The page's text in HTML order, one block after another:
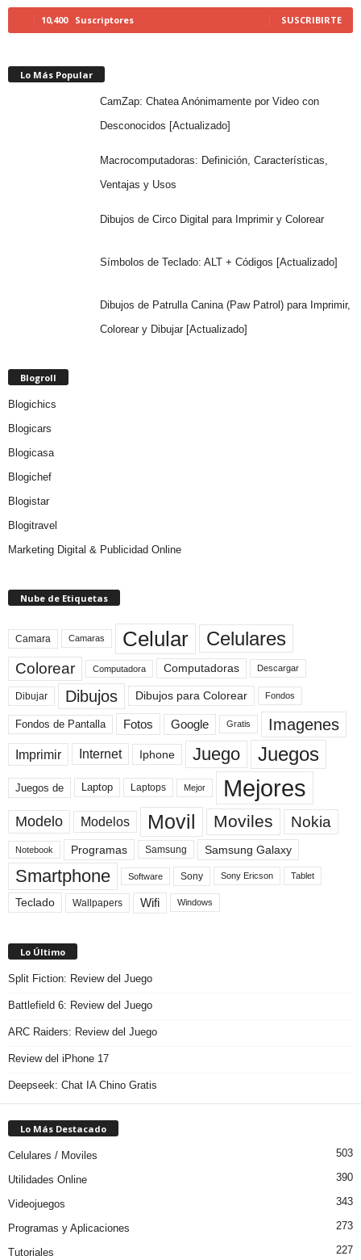
10,400 Suscriptores SUSCRIBIRTE
Lo Más Popular
CamZap: Chatea Anónimamente por Video con
Desconocidos [Actualizado]
Macrocomputadoras: Definición, Características,
Ventajas y Usos
Dibujos de Circo Digital para Imprimir y Colorear
Símbolos de Teclado: ALT + Códigos [Actualizado]
Dibujos de Patrulla Canina (Paw Patrol) para Imprimir,
Colorear y Dibujar [Actualizado]
Blogroll
Blogichics
Blogicars
Blogicasa
Blogichef
Blogistar
Blogitravel
Marketing Digital & Publicidad Online
Nube de Etiquetas
Camara Camaras Celular Celulares
Colorear Computadora Computadoras Descargar
Dibujar Dibujos Dibujos para Colorear Fondos
Fondos de Pantalla Fotos Google Gratis Imagenes
Imprimir Internet Iphone Juego Juegos
Juegos de Laptop Laptops Mejor Mejores
Modelo Modelos Movil Moviles Nokia
Notebook Programas Samsung Samsung Galaxy
Smartphone Software Sony Sony Ericson Tablet
Teclado Wallpapers Wifi Windows
Lo Último
Split Fiction: Review del Juego
Battlefield 6: Review del Juego
ARC Raiders: Review del Juego
Review del iPhone 17
Deepseek: Chat IA Chino Gratis
Lo Más Destacado
Celulares / Moviles 503
Utilidades Online 390
Videojuegos 343
Programas y Aplicaciones 273
Tutoriales 227